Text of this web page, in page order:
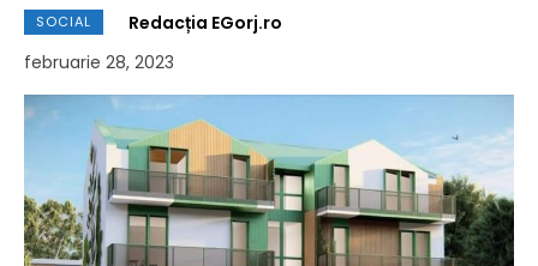
SOCIAL
Redacția EGorj.ro
februarie 28, 2023